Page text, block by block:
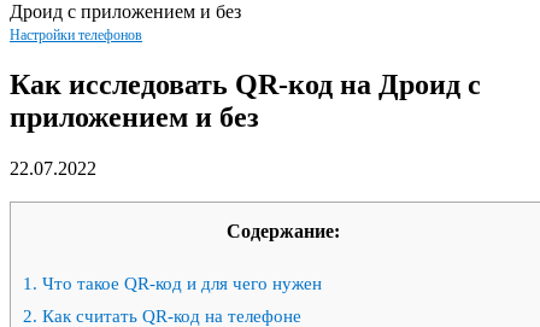
Дроид с приложением и без
Настройки телефонов
Как исследовать QR-код на Дроид с
приложением и без
22.07.2022
Содержание:
1. Что такое QR-код и для чего нужен
2. Как считать QR-код на телефоне